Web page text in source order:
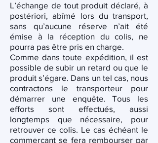
L’échange de tout produit déclaré, à
postériori, abîmé lors du transport,
sans qu’aucune réserve n’ait été
émise à la réception du colis, ne
pourra pas être pris en charge.
Comme dans toute expédition, il est
possible de subir un retard ou que le
produit s’égare. Dans un tel cas, nous
contractons le transporteur pour
démarrer une enquête. Tous les
efforts sont effectués, aussi
longtemps que nécessaire, pour
retrouver ce colis. Le cas échéant le
commerçant se fera rembourser par